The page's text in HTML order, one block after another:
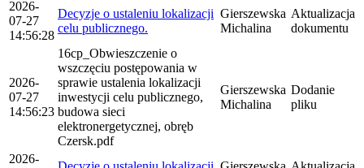
2026-
07-27
14:56:28
Decyzje o ustaleniu lokalizacji
celu publicznego.
Gierszewska
Michalina
Aktualizacja
dokumentu
2026-
07-27
14:56:23
16cp_Obwieszczenie o
wszczęciu postępowania w
sprawie ustalenia lokalizacji
inwestycji celu publicznego,
budowa sieci
elektronergetycznej, obręb
Czersk.pdf
Gierszewska
Michalina
Dodanie
pliku
2026-